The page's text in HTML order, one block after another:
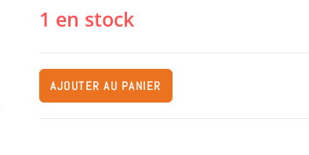
1 en stock
AJOUTER AU PANIER